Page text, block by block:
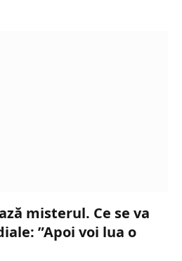
misterul. Ce se va
”Apoi voi lua o